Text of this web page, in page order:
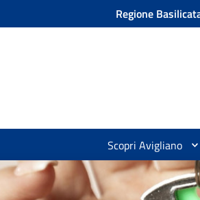
Regione
Scopri Avigliano